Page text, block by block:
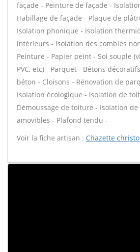
façade - Peinture de façade -
Habillage de façade - Plaque de
Isolation phonique - Isolation
intérieurs - Isolation des combles
Peinture - Papier peint - Sol souple
PVC, etc) - Parquet - Bétons
béton - Cloisons - Rénovation de
Isolation écologique - Isolation de
Démoussage de toiture - Isolation
amovibles - Plafond tendu -
Voir la fiche artisan : Chazette